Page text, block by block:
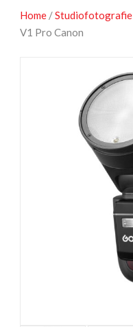
Home /Studiofotografie
V1 Pro Canon